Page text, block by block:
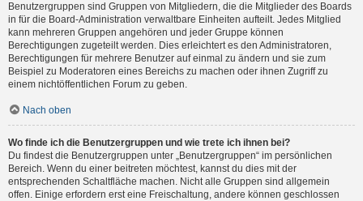
Benutzergruppen sind Gruppen von Mitgliedern, die die Mitglieder des Boards
in für die Board-Administration verwaltbare Einheiten aufteilt. Jedes Mitglied
kann mehreren Gruppen angehören und jeder Gruppe können
Berechtigungen zugeteilt werden. Dies erleichtert es den Administratoren,
Berechtigungen für mehrere Benutzer auf einmal zu ändern und sie zum
Beispiel zu Moderatoren eines Bereichs zu machen oder ihnen Zugriff zu
einem nichtöffentlichen Forum zu geben.
Nach oben
Wo finde ich die Benutzergruppen und wie trete ich ihnen bei?
Du findest die Benutzergruppen unter „Benutzergruppen“ im persönlichen
Bereich. Wenn du einer beitreten möchtest, kannst du dies mit der
entsprechenden Schaltfläche machen. Nicht alle Gruppen sind allgemein
offen. Einige erfordern erst eine Freischaltung, andere können geschlossen